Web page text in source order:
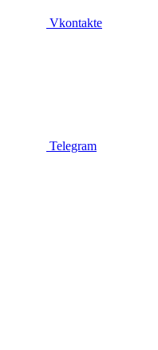
Vkontakte
Telegram